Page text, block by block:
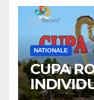
NATIONALE
CUPA